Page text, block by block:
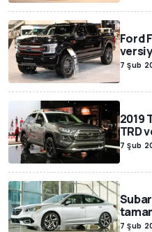
Ford
7 Şub
2019
TRD
7 Şub
7 Şub